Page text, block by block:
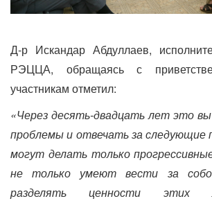
Д-р Искандар Абдуллаев,
РЭЦЦА, обращаясь с
участникам отметил:
«Через десять-двадцать лет это
проблемы и отвечать за следующие
могут делать только
не только умеют вести за
разделять ценности этих